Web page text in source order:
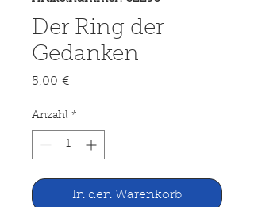
Der Ring der
Gedanken
5,00 €Preis
Anzahl *
In den Warenkorb